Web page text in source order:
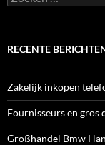
naar:
RECENTE
Zakelijk inkopen
Fournisseurs en gros
Großhandel Bmw